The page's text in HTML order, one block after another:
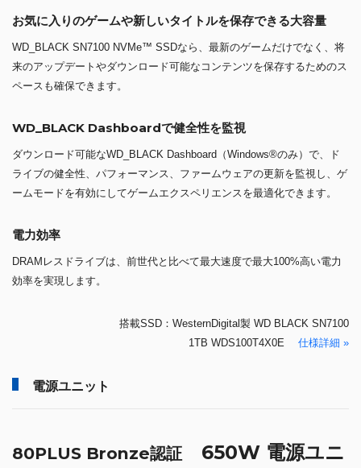
お気に入りのゲームや新しいタイトルを保存できる大容量
WD_BLACK SN7100 NVMe™ SSDなら、最新のゲームだけでなく、将
来のアップデートやダウンロード可能なコンテンツを保存するためのス
ペースも確保できます。
WD_BLACK Dashboardで健全性を監視
ダウンロード可能なWD_BLACK Dashboard（Windows®のみ）で、ド
ライブの健全性、パフォーマンス、ファームウェアの更新を監視し、ゲ
ームモードを有効にしてゲームエクスペリエンスを最適化できます。
電力効率
DRAMレスドライブは、前世代と比べて最大速度で最大100%高い電力
効率を実現します。
搭載SSD：WesternDigital製 WD BLACK SN7100
1TB WDS100T4X0E 仕様詳細 »
電源ユニット
80PLUS Bronze認証 650W 電源ユニ